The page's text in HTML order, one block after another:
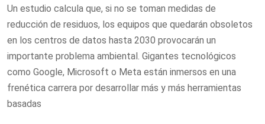
Un estudio calcula que, si no se toman medidas de
reducción de residuos, los equipos que quedarán obsoletos
en los centros de datos hasta 2030 provocarán un
importante problema ambiental. Gigantes tecnológicos
como Google, Microsoft o Meta están inmersos en una
frenética carrera por desarrollar más y más herramientas
basadas